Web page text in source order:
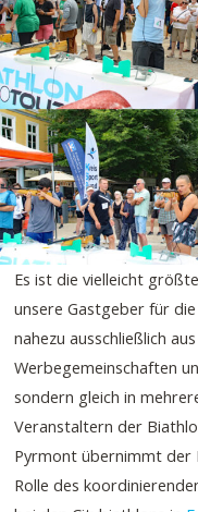
Es ist die vielleicht
unsere Gastgeber für
nahezu ausschließlich
Werbegemeinschaften
sondern gleich in
Veranstaltern der
Pyrmont übernimmt der
Rolle des